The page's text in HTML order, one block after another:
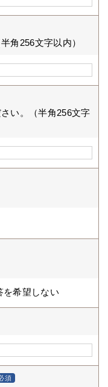
角256文字以内）
い。（半角256文字
を希望しない
須